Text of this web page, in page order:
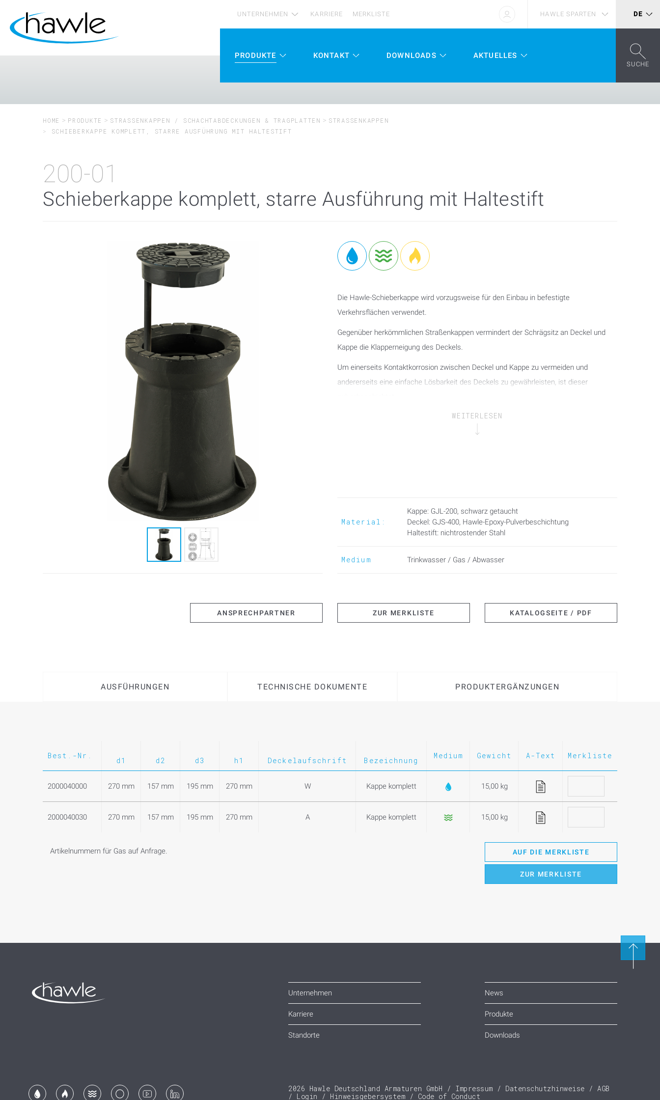
UNTERNEHMEN KARRIERE MERKLISTE HAWLE SPARTEN DE
PRODUKTE KONTAKT DOWNLOADS AKTUELLES
SUCHE
HOME PRODUKTE STRASSENKAPPEN / SCHACHTABDECKUNGEN & TRAGPLATTEN
STRASSENKAPPEN
SCHIEBERKAPPE KOMPLETT, STARRE AUSFÜHRUNG MIT HALTESTIFT
200-01
Schieberkappe komplett, starre Ausführung mit Haltestift
Die Hawle-Schieberkappe wird vorzugsweise für den Einbau in befestigte
Verkehrsflächen verwendet.
Gegenüber herkömmlichen Straßenkappen vermindert der Schrägsitz an Deckel und
Kappe die Klapperneigung des Deckels.
Um einerseits Kontaktkorrosion zwischen Deckel und Kappe zu vermeiden und
andererseits eine einfache Lösbarkeit des Deckels zu gewährleisten, ist dieser
Der Deckel ist über einen Haltestift mit Splint und Unterlegscheibe mit der Kappe
WEITERLESEN
Material:
Kappe: GJL-200, schwarz getaucht
Deckel: GJS-400, Hawle-Epoxy-Pulverbeschichtung
Haltestift: nichtrostender Stahl
Medium Trinkwasser / Gas / Abwasser
ANSPRECHPARTNER ZUR MERKLISTE KATALOGSEITE / PDF
AUSFÜHRUNGEN TECHNISCHE DOKUMENTE PRODUKTERGÄNZUNGEN
Best.-Nr.
d1 d2 d3 h1 Deckelaufschrift Bezeichnung
Medium Gewicht A-Text Merkliste
2000040000 270 mm 157 mm 195 mm 270 mm W Kappe komplett 15,00 kg
2000040030 270 mm 157 mm 195 mm 270 mm A Kappe komplett 15,00 kg
AUF DIE MERKLISTE
ZUR MERKLISTE
Artikelnummern für Gas auf Anfrage.
Unternehmen
Karriere
Standorte
News
Produkte
Downloads
2026 Hawle Deutschland Armaturen GmbH Impressum Datenschutzhinweise
AGB
Login
Hinweisgebersystem Code of Conduct